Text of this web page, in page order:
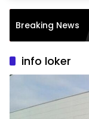
Breaking News
Suzuki?
info loker